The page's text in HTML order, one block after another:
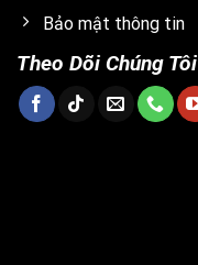
Bảo mật thông tin
Theo Dõi Chúng Tôi